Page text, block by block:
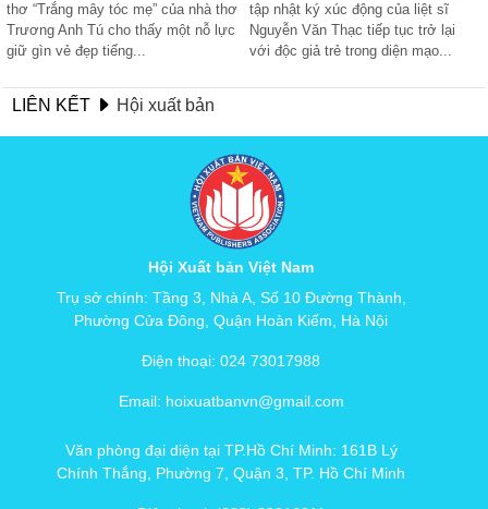
thơ “Trắng mây tóc mẹ” của nhà thơ
Trương Anh Tú cho thấy một nỗ lực
giữ gìn vẻ đẹp tiếng...
tập nhật ký xúc động của liệt sĩ
Nguyễn Văn Thạc tiếp tục trở lại
với độc giả trẻ trong diện mạo...
LIÊN KẾT Hội xuất bản
Hội Xuất bản Việt Nam
Trụ sở chính: Tầng 3, Nhà A, Số 10 Đường Thành,
Phường Cửa Đông, Quận Hoàn Kiếm, Hà Nội
Điện thoại: 024 73017988
Email: hoixuatbanvn@gmail.com
Văn phòng đại diện tại TP.Hồ Chí Minh: 161B Lý
Chính Thắng, Phường 7, Quận 3, TP. Hồ Chí Minh